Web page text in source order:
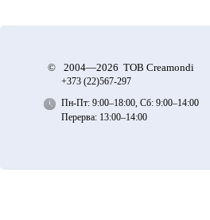
© 2004—2026 ТОВ Creamondi
+373 (22)567-297
Пн-Пт: 9:00–18:00, Сб: 9:00–14:00
Перерва: 13:00–14:00